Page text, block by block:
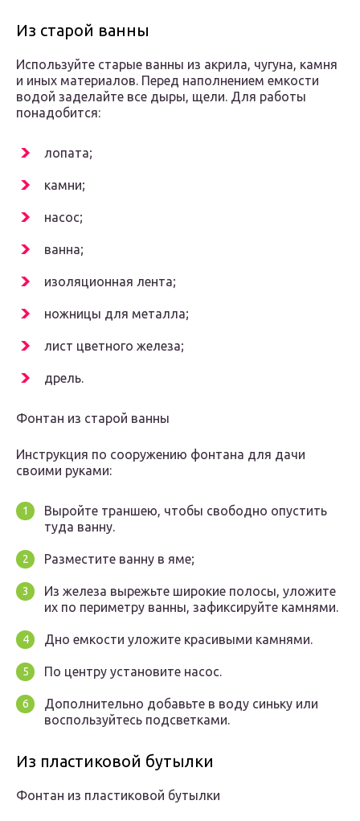
Из старой ванны
Используйте старые ванны из акрила, чугуна, камня
и иных материалов. Перед наполнением емкости
водой заделайте все дыры, щели. Для работы
понадобится:
лопата;
камни;
насос;
ванна;
изоляционная лента;
ножницы для металла;
лист цветного железа;
дрель.
Фонтан из старой ванны
Инструкция по сооружению фонтана для дачи
своими руками:
Выройте траншею, чтобы свободно опустить
туда ванну.
Разместите ванну в яме;
Из железа вырежьте широкие полосы, уложите
их по периметру ванны, зафиксируйте камнями.
Дно емкости уложите красивыми камнями.
По центру установите насос.
Дополнительно добавьте в воду синьку или
воспользуйтесь подсветками.
Из пластиковой бутылки
Фонтан из пластиковой бутылки